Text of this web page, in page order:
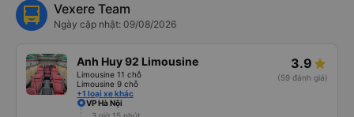
Vexere Team
Ngày cập nhật: 09/08/2026
Anh Huy 92 Limousine
Limousine 11 chỗ
Limousine 9 chỗ
+1 loại xe khác
3.9
(59 đánh giá)
VP Hà Nội